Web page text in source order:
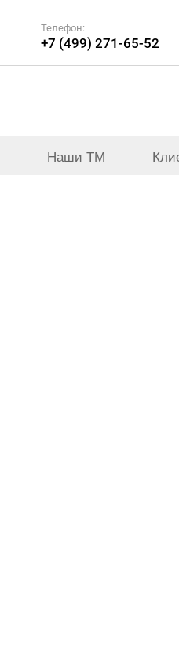
Телефон:
+7 (499) 271-65-52
Наши ТМ